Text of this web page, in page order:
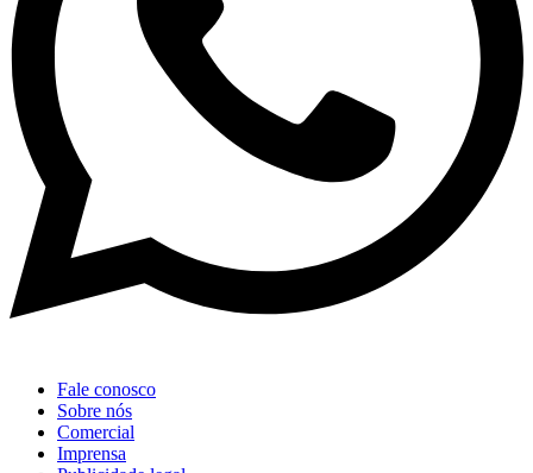
Fale conosco
Sobre nós
Comercial
Imprensa